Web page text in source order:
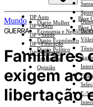
Sport
Vôlei
Tênis
E-
DP Auto
DP +Agro
DP +Saúde
DP +Educação
DP +Ciências
Diario Mulher
Economia e Negócios
Diario Econômico
Diario Político
Esplanada
Opinião
Blog
Blog
Mundo
GUERRA
Familiares
exigem
libertação